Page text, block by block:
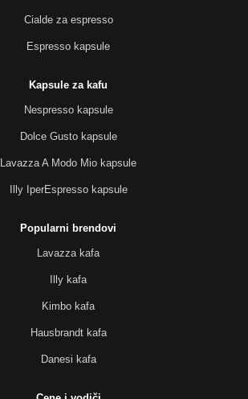
Cialde za espresso
Espresso kapsule
Kapsule za kafu
Nespresso kapsule
Dolce Gusto kapsule
Lavazza A Modo Mio kapsule
Illy IperEspresso kapsule
Popularni brendovi
Lavazza kafa
Illy kafa
Kimbo kafa
Hausbrandt kafa
Danesi kafa